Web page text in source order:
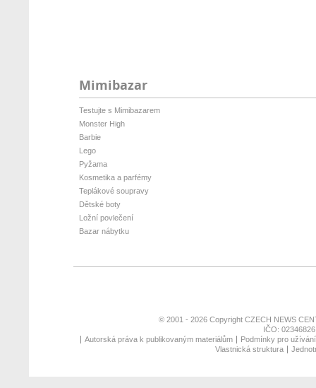
Mimibazar
Testujte s Mimibazarem
Monster High
Barbie
Lego
Pyžama
Kosmetika a parfémy
Teplákové soupravy
Dětské boty
Ložní povlečení
Bazar nábytku
© 2001 - 2026 Copyright CZECH NEWS
IČO:
Autorská práva k publikovaným materiálům
Podmínky pro
Vlastnická struktura